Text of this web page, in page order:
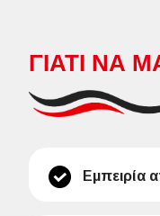
ΓΙΑΤΙ ΝΑ
Εμπειρία